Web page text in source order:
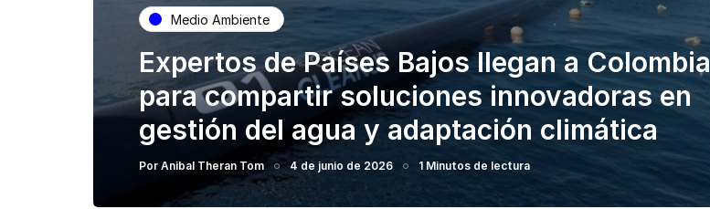
Medio Ambiente
Expertos de Países Bajos llegan a Colombia
para compartir soluciones innovadoras en
gestión del agua y adaptación climática
Por Anibal Theran Tom 4 de junio de 2026 1 Minutos de lectura